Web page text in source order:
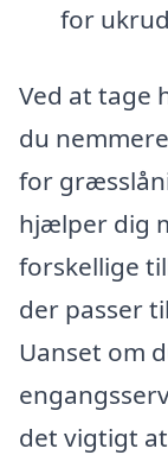
for
Ved at tage
du
for
hjælper dig
forskellige
der passer
Uanset om
det vigtigt